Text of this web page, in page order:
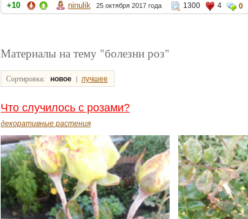
+10 ninulik 25 октября 2017 года 1300 4 0
Материалы на тему "болезни роз"
Сортировка: новое | лучшее
Что случилось с розами?
декоративные растения